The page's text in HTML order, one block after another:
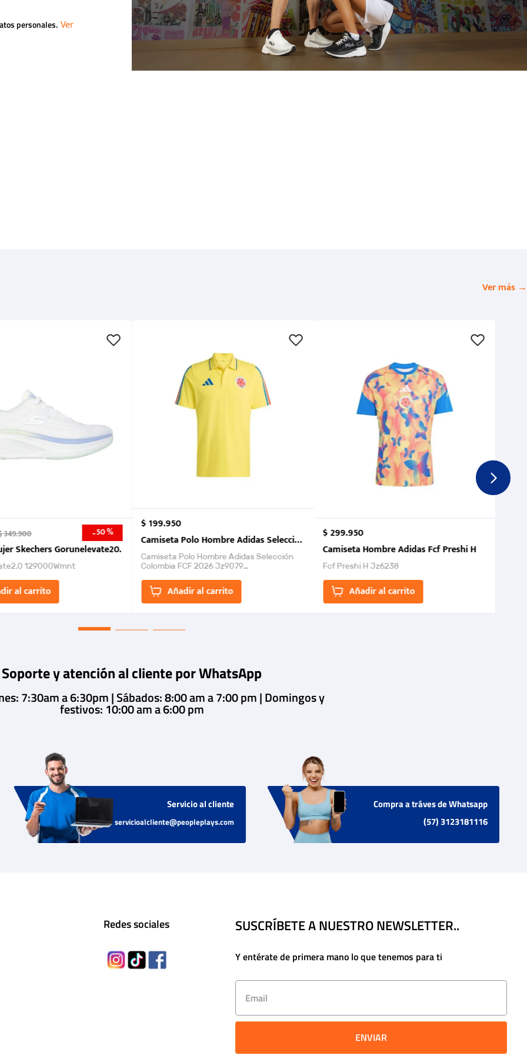
personales.
Ver más →
2026
349.900 -50 %
Skechers Gorunelevate20.
129000Wmnt
al carrito
$199.950
Camiseta Polo Hombre Adidas Selección Colombia FCF 2026.
Camiseta Polo Hombre Adidas Selección
Colombia FCF 2026 Jz9079
un estilo de...Añadir al carrito
$299.950
Camiseta Hombre Adidas Fcf Preshi H
Fcf Preshi H Jz6238
Añadir al carrito
Soporte y atención al cliente por WhatsApp
7:30am a 6:30pm | Sábados: 8:00 am a 7:00 pm | Domingos y
festivos: 10:00 am a 6:00 pm
Servicio al cliente
servicioalcliente@peopleplays.com
Compra a tráves de Whatsapp
(57) 3123181116
Redes sociales SUSCRÍBETE A NUESTRO NEWSLETTER..
Y entérate de primera mano lo que tenemos para ti
ENVIAR